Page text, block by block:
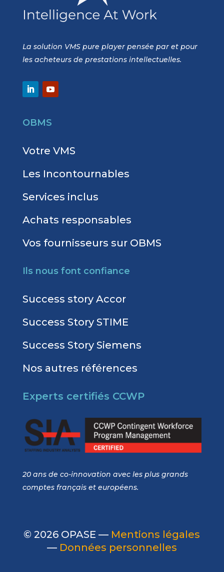
La solution VMS pure player pensée par et pour
les acheteurs de prestations intellectuelles.
OBMS
Votre VMS
Les Incontournables
Services inclus
Achats responsables
Vos fournisseurs sur OBMS
Ils nous font confiance
Success story Accor
Success Story STIME
Success Story Siemens
Nos autres références
Experts certifiés CCWP
20 ans de co-innovation avec les plus grands
comptes français et européens.
© 2026 OPASE — Mentions légales
— Données personnelles